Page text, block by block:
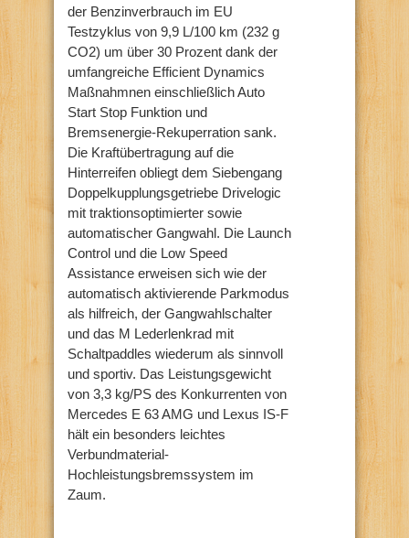
der Benzinverbrauch im EU
Testzyklus von 9,9 L/100 km (232 g
CO2) um über 30 Prozent dank der
umfangreiche Efficient Dynamics
Maßnahmnen einschließlich Auto
Start Stop Funktion und
Bremsenergie-Rekuperration sank.
Die Kraftübertragung auf die
Hinterreifen obliegt dem Siebengang
Doppelkupplungsgetriebe Drivelogic
mit traktionsoptimierter sowie
automatischer Gangwahl. Die Launch
Control und die Low Speed
Assistance erweisen sich wie der
automatisch aktivierende Parkmodus
als hilfreich, der Gangwahlschalter
und das M Lederlenkrad mit
Schaltpaddles wiederum als sinnvoll
und sportiv. Das Leistungsgewicht
von 3,3 kg/PS des Konkurrenten von
Mercedes E 63 AMG und Lexus IS-F
hält ein besonders leichtes
Verbundmaterial-
Hochleistungsbremssystem im
Zaum.